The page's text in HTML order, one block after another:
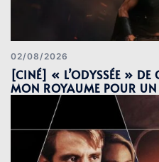
02/08/2026
[CINÉ] « L’ODYSSÉE » DE
MON ROYAUME POUR UN